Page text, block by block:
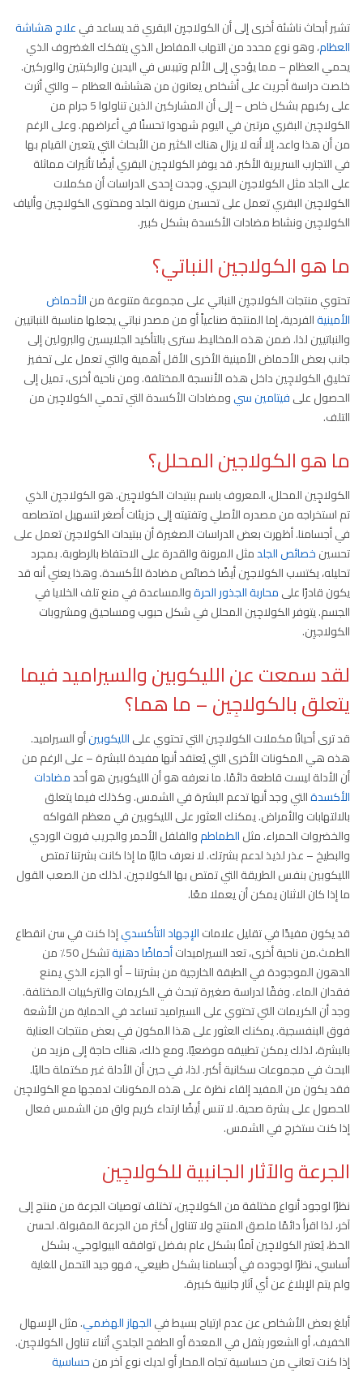
تشير أبحاث ناشئة أخرى إلى أن الكولاجيِن البقري قد يساعد فيعلاج هشاشة
العظام، وهو نوع محدد من التهاب المفاصل الذي يتفكك الغضروف الذي
يحمي العظام – مما يؤدي إلى الألم وتيبس في اليدين والركبتين والوركين.
خلصت دراسة أجريت على أشخاص يعانون من هشاشة العظام – والتي أثرت
على ركبهم بشكل خاص – إلى أن المشاركين الذين تناولوا 5 جرام من
الكولاجِين البقري مرتين في اليوم شهدوا تحسنًا في أعراضهم. وعلى الرغم
من أن هذا واعد، إلا أنه لا يزال هناك الكثير من الأبحاث التي يتعين القيام بها
في التجارب السريرية الأكبر. قد يوفر الكولاجِين البقري أيضًا تأثيرات مماثلة
على الجلد مثل الكولاجيِن البحري. وجدت إحدى الدراسات أن مكملات
الكولاجِين البقري تعمل على تحسين مرونة الجلد ومحتوى الكولاجِين وألياف
الكولاجِين ونشاط مضادات الأكسدة بشكل كبير.
ما هو الكولاجين النباتي؟
تحتوي منتجات الكولاجيِن النباتي على مجموعة متنوعة منالأحماض
الأمينيةالفردية، إما المنتجة صناعياً أو من مصدر نباتي يجعلها مناسبة للنباتيين
والنباتيين لذا. ضمن هذه المخاليط، سترى بالتأكيد الجلايسين والبرولين إلى
جانب بعض الأحماض الأمينية الأخرى الأقل أهمية والتي تعمل على تحفيز
تخليق الكولاجِين داخل هذه الأنسجة المختلفة. ومن ناحية أخرى، تميل إلى
الحصول علىفيتامين سيومضادات الأكسدة التي تحمي الكولاجِين من
التلف.
ما هو الكولاجين المحلل؟
الكولاجِِين المحلل، المعروف باسم ببتيدات الكولاجِِين. هو الكولاجيِن الذي
تم استخراجه من مصدره الأصلي وتفتيته إلى جزيئات أصغر لتسهيل امتصاصه
في أجسامنا. أظهرت بعض الدراسات الصغيرة أن ببتيدات الكولاجيِن تعمل على
تحسينخصائص الجلدمثل المرونة والقدرة على الاحتفاظ بالرطوبة. بمجرد
تحليله، يكتسب الكولاجيِن أيضًا خصائص مضادة للأكسدة. وهذا يعني أنه قد
يكون قادرًا علىمحاربة الجذور الحرةوالمساعدة في منع تلف الخلايا في
الجسم. يتوفر الكولاجِين المحلل في شكل حبوب ومساحيق ومشروبات
الكولاجيِن.
لقد سمعت عن الليكوبين والسيراميد فيما
يتعلق بالكولاجِين – ما هما؟
قد ترى أحيانًا مكملات الكولاجِين التي تحتوي علىالليكوبينأو السيراميد.
هذه هي المكونات الأخرى التي يُعتقد أنها مفيدة للبشرة – على الرغم من
أن الأدلة ليست قاطعة دائمًا. ما نعرفه هو أن الليكوبين هو أحدمضادات
الأكسدةالتي وجد أنها تدعم البشرة في الشمس. وكذلك فيما يتعلق
بالالتهابات والأمراض. يمكنك العثور على الليكوبين في معظم الفواكه
والخضروات الحمراء. مثلالطماطموالفلفل الأحمر والجريب فروت الوردي
والبطيخ – عذر لذيذ لدعم بشرتك. لا نعرف حاليًا ما إذا كانت بشرتنا تمتص
الليكوبين بنفس الطريقة التي تمتص بها الكولاجيِن. لذلك من الصعب القول
ما إذا كان الاثنان يمكن أن يعملا معًا.
قد يكون مفيدًا في تقليل علاماتالإجهاد التأكسديإذا كنت في سن انقطاع
الطمث.من ناحية أخرى، تعد السيراميداتأحماضًا دهنية
تشكل 50٪ من
الدهون الموجودة في الطبقة الخارجية من بشرتنا – أو الجزء الذي يمنع
فقدان الماء. وفقًا لدراسة صغيرة تبحث في الكريمات والتركيبات المختلفة.
وجد أن الكريمات التي تحتوي على السيراميد تساعد في الحماية من الأشعة
فوق البنفسجية. يمكنك العثور على هذا المكون في بعض منتجات العناية
بالبشرة، لذلك يمكن تطبيقه موضعيًا. ومع ذلك، هناك حاجة إلى مزيد من
البحث في مجموعات سكانية أكبر. لذا، في حين أن الأدلة غير مكتملة حاليًا.
فقد يكون من المفيد إلقاء نظرة على هذه المكونات لدمجها مع الكولاجِين
للحصول على بشرة صحية. لا تنس أيضًا ارتداء كريم واق من الشمس فعال
إذا كنت ستخرج في الشمس.
الجرعة والآثار الجانبية للكولاجِين
نظرًا لوجود أنواع مختلفة من الكولاجِين، تختلف توصيات الجرعة من منتج إلى
آخر، لذا اقرأ دائمًا ملصق المنتج ولا تتناول أكثر من الجرعة المقبولة. لحسن
الحظ، يُعتبر الكولاجِين آمنًا بشكل عام بفضل توافقه البيولوجي. بشكل
أساسي، نظرًا لوجوده في أجسامنا بشكل طبيعي، فهو جيد التحمل للغاية
ولم يتم الإبلاغ عن أي آثار جانبية كبيرة.
أبلغ بعض الأشخاص عن عدم ارتياح بسيط فيالجهاز الهضمي. مثل الإسهال
الخفيف، أو الشعور بثقل في المعدة أو الطفح الجلدي أثناء تناول الكولاجِين.
إذا كنت تعاني من حساسية تجاه المحار أو لديك نوع آخر منحساسية